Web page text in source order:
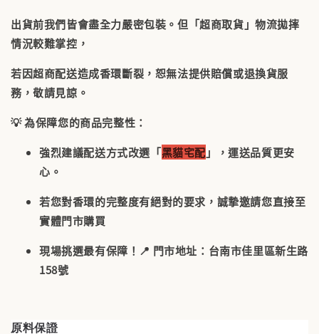
出貨前我們皆會盡全力嚴密包裝。但「超商取貨」物流拋摔
情況較難掌控，
若因超商配送造成香環斷裂，恕無法提供賠償或退換貨服
務 ，敬請見諒。
💡為保障您的商品完整性：
強烈建議配送方式改選「黑貓宅配 」，運送品質更安
心。
若您對香環的完整度有絕對的要求，誠摯邀請您直接至
實體門市購買
現場挑選最有保障！📍 門市地址：台南市佳里區新生路
158號
原料保證